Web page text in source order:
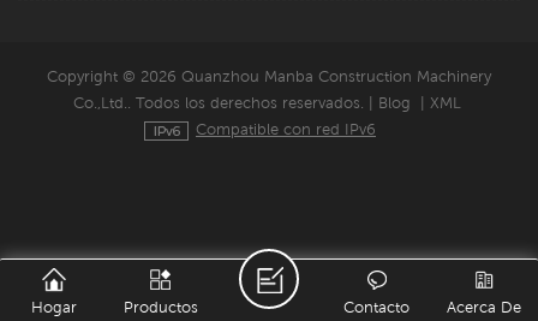
Copyright © 2026 Quanzhou Manba Construction Machinery
Co.,Ltd.. Todos los derechos reservados. |
Blog
XML
Compatible con red IPv6
Hogar Productos Acerca De
Contacto